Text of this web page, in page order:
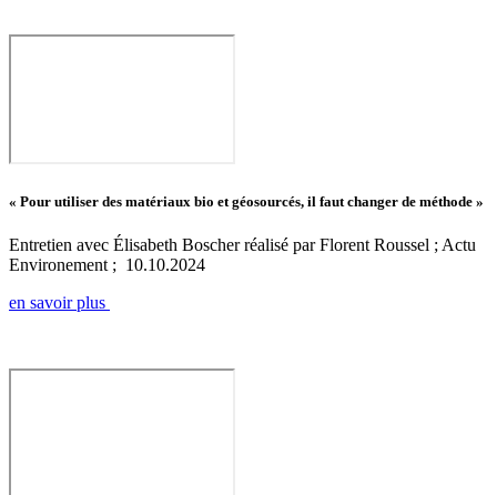
« Pour utiliser des matériaux bio et géosourcés, il faut changer de méthode »
Entretien avec Élisabeth Boscher réalisé par Florent Roussel ; Actu
Environement ; 10.10.2024
en savoir plus